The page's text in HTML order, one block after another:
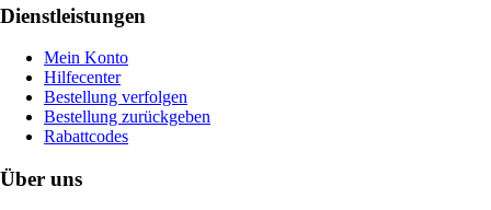
Dienstleistungen
Mein Konto
Hilfecenter
Bestellung verfolgen
Bestellung zurückgeben
Rabattcodes
Über uns